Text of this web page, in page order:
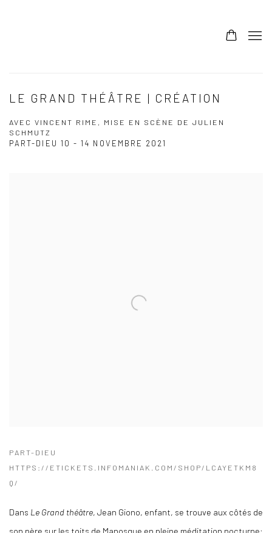
LE GRAND THÉÂTRE | CRÉATION
AVEC VINCENT RIME, MISE EN SCÈNE DE JULIEN
SCHMUTZ
PART-DIEU 10 - 14 NOVEMBRE 2021
PART-DIEU
HTTPS://ETICKETS.INFOMANIAK.COM/SHOP/LCAYETKM8
Q/
Dans Le Grand théâtre, Jean Giono, enfant, se trouve aux côtés de
son père sur les toits de Manosque en pleine méditation nocturne: